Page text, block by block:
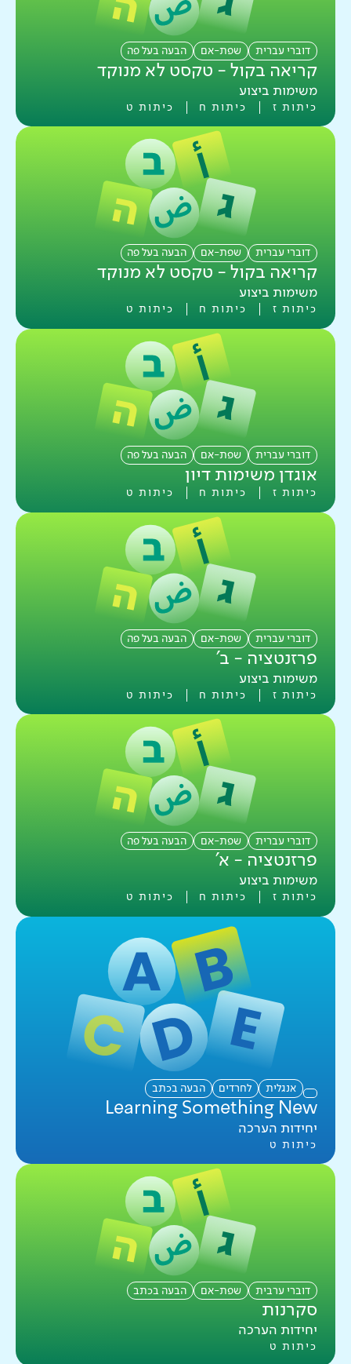
דוברי עברית שפת-אם הבעה בעל פה
קריאה בקול - טקסט לא מנוקד
משימות ביצוע
כיתות ז כיתות ח כיתות ט
דוברי עברית שפת-אם הבעה בעל פה
קריאה בקול - טקסט לא מנוקד
משימות ביצוע
כיתות ז כיתות ח כיתות ט
דוברי עברית שפת-אם הבעה בעל פה
אוגדן משימות דיון
כיתות ז כיתות ח כיתות ט
דוברי עברית שפת-אם הבעה בעל פה
פרזנטציה - ב'
משימות ביצוע
כיתות ז כיתות ח כיתות ט
דוברי עברית שפת-אם הבעה בעל פה
פרזנטציה - א'
משימות ביצוע
כיתות ז כיתות ח כיתות ט
אנגלית לחרדים הבעה בכתב
Learning Something New
יחידות הערכה
כיתות ט
דוברי ערבית שפת-אם הבעה בכתב
סקרנות
יחידות הערכה
כיתות ט